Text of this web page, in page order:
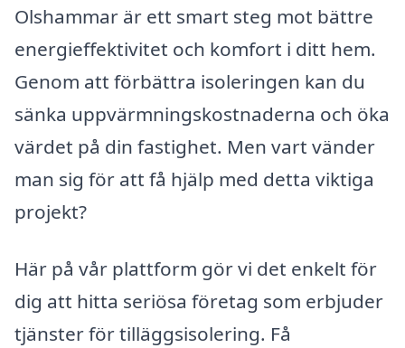
Olshammar är ett smart steg mot bättre
energieffektivitet och komfort i ditt hem.
Genom att förbättra isoleringen kan du
sänka uppvärmningskostnaderna och öka
värdet på din fastighet. Men vart vänder
man sig för att få hjälp med detta viktiga
projekt?
Här på vår plattform gör vi det enkelt för
dig att hitta seriösa företag som erbjuder
tjänster för tilläggsisolering. Få